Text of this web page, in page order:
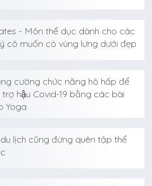
- Môn thể dục dành cho các
cô muốn có vùng lưng dưới đẹp
cường chức năng hô hấp để
trợ hậu Covid-19 bằng các bài
Yoga
lịch cũng đừng quên tập thể